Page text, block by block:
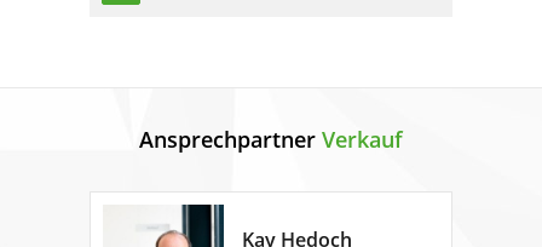
Ansprechpartner Verkauf
Kay Hedoch